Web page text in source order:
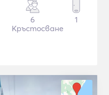
6
Кръстосване
1